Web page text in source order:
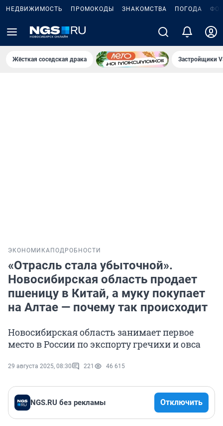
НЕДВИЖИМОСТЬ ПРОМОКОДЫ ЗНАКОМСТВА ПОГОДА
Жёсткая соседская драка Застройщики
ЭКОНОМИКА ПОДРОБНОСТИ
«Отрасль стала убыточной».
Новосибирская область продает
пшеницу в Китай, а муку покупает
на Алтае — почему так происходит
Новосибирская область занимает первое
место в России по экспорту гречихи и овса
29 августа 2025, 08:30 221 46 615
NGS.RU без рекламы Отключить